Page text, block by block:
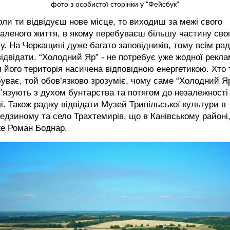
фото з особистої сторінки у "Фейсбук"
ти відвідуєш нове місце, то виходиш за межі свого
життя, в якому перебуваєш більшу частину
На Черкащині дуже багато заповідників, тому всім
“Холодний Яр” - не потребує уже жодної
його територія насичена відповідною енергетикою. Хто
той обов’язково зрозуміє, чому саме “Холодний
з духом бунтарства та потягом до незалежності
Також раджу відвідати Музей Трипільської культури в
та село Трахтемирів, що в Канівському
Роман Боднар.